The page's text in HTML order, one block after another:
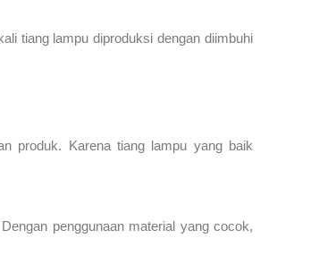
tiang lampu diproduksi dengan diimbuhi
produk. Karena tiang lampu yang baik
penggunaan material yang cocok,